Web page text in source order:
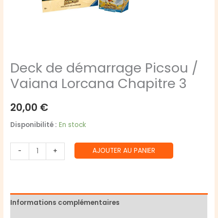
Deck de démarrage Picsou /
Vaiana Lorcana Chapitre 3
20,00 €
Disponibilité : En stock
-
quantité
de
démarrage
+ AJOUTER AU PANIER
Informations complémentaires